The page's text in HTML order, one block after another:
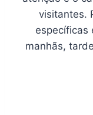
visitantes.
específicas
manhãs,